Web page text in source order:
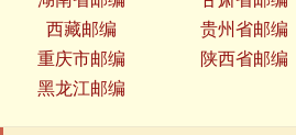
西藏邮编
贵州省邮编
重庆市邮编
陕西省邮编
黑龙江邮编